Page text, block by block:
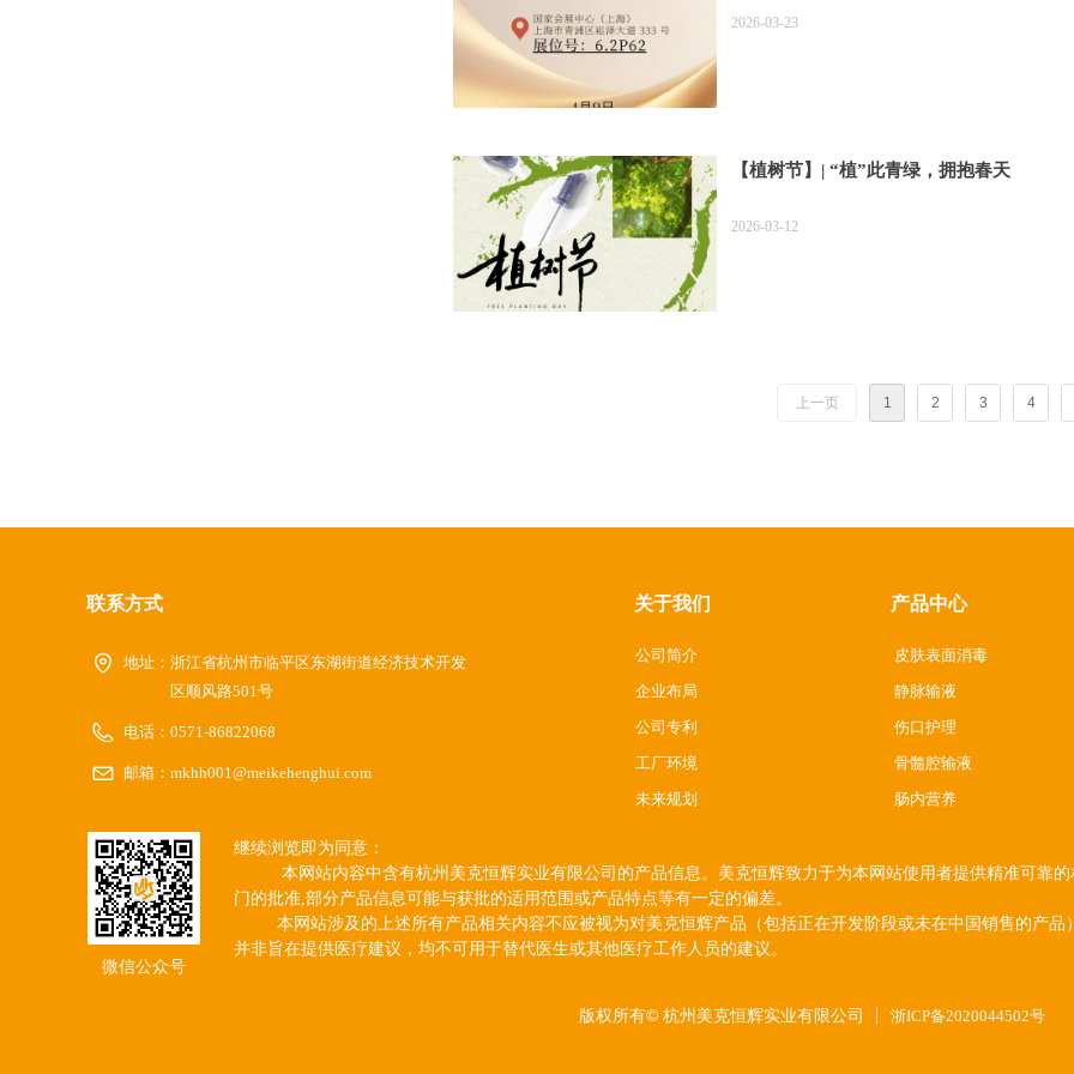
2026-03-23
【植树节】| “植”此青绿，拥抱春天
2026-03-12
上一页 1 2 3 4
关于我们
地址： 浙江省杭州市临平区东湖街道经济技术开发
区顺风路501号
电话： 0571-86822068
邮箱： mkhh001@meikehenghui.com
联系方式 产品中心
公司简介
企业布局
公司专利
工厂环境
未来规划
皮肤表面消毒
静脉输液
伤口护理
骨髓腔输液
肠内营养
微信公众号
版权所有© 杭州美克恒辉实业有限公司 浙ICP备2020044502号
继续浏览即为同意：
本网站内容中含有杭州美克恒辉实业有限公司的产品信息。美克恒辉致力于为本网站使用者提供精准可靠的
门的批准,部分产品信息可能与获批的适用范围或产品特点等有一定的偏差。
本网站涉及的上述所有产品相关内容不应被视为对美克恒辉产品（包括正在开发阶段或未在中国销售的产品
并非旨在提供医疗建议，均不可用于替代医生或其他医疗工作人员的建议。